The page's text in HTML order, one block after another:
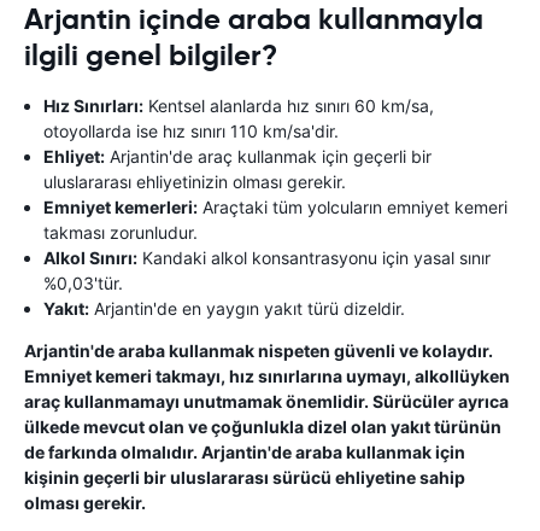
Arjantin içinde araba kullanmayla
ilgili genel bilgiler?
Hız Sınırları: Kentsel alanlarda hız sınırı 60 km/sa,
otoyollarda ise hız sınırı 110 km/sa'dir.
Ehliyet: Arjantin'de araç kullanmak için geçerli bir
uluslararası ehliyetinizin olması gerekir.
Emniyet kemerleri: Araçtaki tüm yolcuların emniyet kemeri
takması zorunludur.
Alkol Sınırı: Kandaki alkol konsantrasyonu için yasal sınır
%0,03'tür.
Yakıt: Arjantin'de en yaygın yakıt türü dizeldir.
Arjantin'de araba kullanmak nispeten güvenli ve kolaydır.
Emniyet kemeri takmayı, hız sınırlarına uymayı, alkollüyken
araç kullanmamayı unutmamak önemlidir. Sürücüler ayrıca
ülkede mevcut olan ve çoğunlukla dizel olan yakıt türünün
de farkında olmalıdır. Arjantin'de araba kullanmak için
kişinin geçerli bir uluslararası sürücü ehliyetine sahip
olması gerekir.